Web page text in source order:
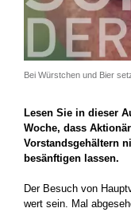
Bei Würstchen und Bier
Lesen Sie in dieser
Woche, dass
Vorstandsgehältern
besänftigen lassen.
Der Besuch von
wert sein. Mal